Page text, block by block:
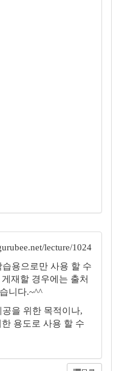
lecture/1024
용으로만 사용 할 수
재할 경우에는 출처
니다.~^^
을 위한 목적이나,
용도로 사용 할 수